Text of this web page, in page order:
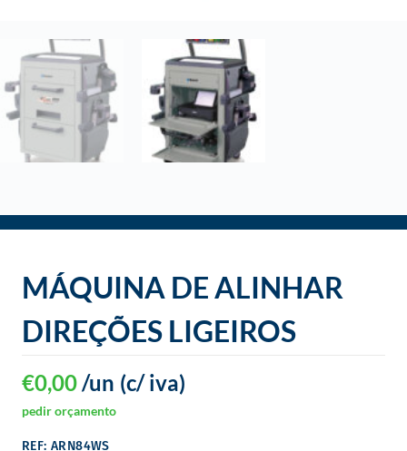
MÁQUINA DE ALINHAR
DIREÇÕES LIGEIROS
€0,00 (c/ iva)
/un
pedir orçamento
REF: ARN84WS